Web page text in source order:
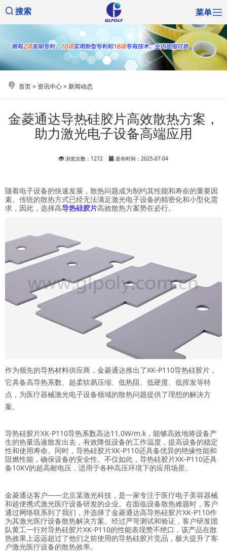
搜索 菜单
首页> 资讯中心>新闻动态
金菱通达导热硅胶片高效散热方案，
助力激光电子设备高端应用
浏览次数：1272 发布时间：2025-07-04
随着电子设备的快速发展，散热问题成为制约其性能和寿命的重要因
素。传统的散热方式已经无法满足激光电子设备的精密化和小型化需
求，因此，选择高导热硅胶片高效散热方案势在必行。
作为领先的导热材料供应商，金菱通达推出了XK-P110导热硅胶片，
它具备高导热系数、超柔软易压缩、低热阻、低硬度、低挥发等特
点，为医疗器械激光电子设备领域的散热问题提供了理想的解决方
案。
导热硅胶片XK-P110导热系数高达11.0W/m.k，能够高效地将设备产
生的热量迅速散发出去，有效降低设备的工作温度，提高设备的稳定
性和使用寿命。同时，导热硅胶片XK-P110还具备优异的绝缘性能和
阻燃性能，确保设备的安全性。不仅如此，导热硅胶片XK-P110还具
备10KV的超高耐电压，适用于各种高压环境下的应用场景。
金菱通达客户——北京某激光科技，是一家专注于医疗电子美容器械
和超便携式激光医疗设备研发的企业。在面临设备散热难题时，客户
通过网络联系到了我们，并选择了金菱通达高导热硅胶片XK-P110作
为其激光医疗设备散热解决方案。经过严苛测试和验证，客户研发团
队黄工一行对导热硅胶片XK-P110的性能表现赞不绝口，该产品在散
热效果上远远超过了他们之前使用的导热硅胶片竞品，极大提升了客
户激光医疗设备的散热效率。